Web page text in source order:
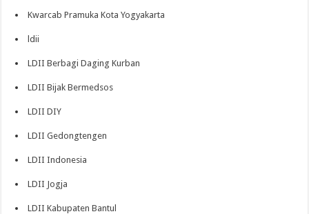
Kwarcab Pramuka Kota Yogyakarta
ldii
LDII Berbagi Daging Kurban
LDII Bijak Bermedsos
LDII DIY
LDII Gedongtengen
LDII Indonesia
LDII Jogja
LDII Kabupaten Bantul